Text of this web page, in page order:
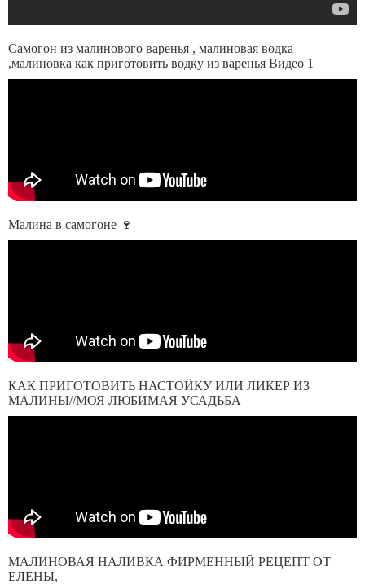
Самогон из малинового варенья , малиновая водка
,малиновка как приготовить водку из варенья Видео 1
Малина в самогоне 🍷
КАК ПРИГОТОВИТЬ НАСТОЙКУ ИЛИ ЛИКЕР ИЗ
МАЛИНЫ//МОЯ ЛЮБИМАЯ УСАДЬБА
МАЛИНОВАЯ НАЛИВКА ФИРМЕННЫЙ РЕЦЕПТ ОТ
ЕЛЕНЫ,